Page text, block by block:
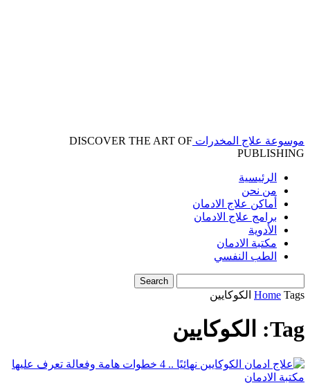
موسوعة علاج المخدرات DISCOVER THE ART OF
PUBLISHING
الرئيسية
من نحن
أماكن علاج الادمان
برامج علاج الادمان
الأدوية
مكتبة الادمان
الطب النفسي
Home Tags الكوكايين
Tag: الكوكايين
مكتبة الادمان